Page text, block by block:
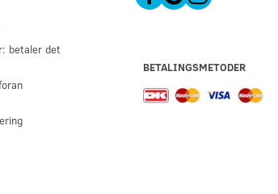
betaler det
BETALINGSMETODER